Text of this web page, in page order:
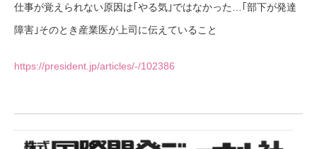
仕事が覚えられない原因は｢やる気｣ではなかった…｢部下が発達
障害｣そのとき産業医が上司に伝えていること
https://president.jp/articles/-/102386